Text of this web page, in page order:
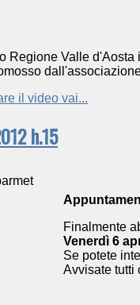
Regione Valle
il video vai...
h.15
Finalmente
Venerdì 6
Se potete
Avvisate tutti